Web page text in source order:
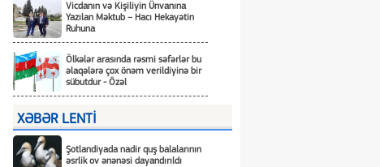
Vicdanın və Kişiliyin Ünvanına
Yazılan Məktub – Hacı Hekayətin
Ruhuna
Ölkələr arasında rəsmi səfərlər bu
əlaqələrə çox önəm verildiyinə bir
sübutdur - Özəl
XƏBƏR LENTİ
Şotlandiyada nadir quş balalarının
əsrlik ov ənənəsi dayandırıldı